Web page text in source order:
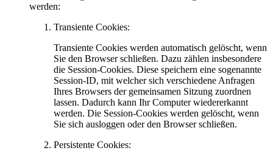
werden:
Transiente Cookies:
Transiente Cookies werden automatisch gelöscht, wenn
Sie den Browser schließen. Dazu zählen insbesondere
die Session-Cookies. Diese speichern eine sogenannte
Session-ID, mit welcher sich verschiedene Anfragen
Ihres Browsers der gemeinsamen Sitzung zuordnen
lassen. Dadurch kann Ihr Computer wiedererkannt
werden. Die Session-Cookies werden gelöscht, wenn
Sie sich ausloggen oder den Browser schließen.
Persistente Cookies: